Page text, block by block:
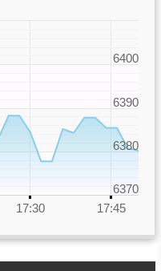
17:30 17:45
6370
6380
6390
6400